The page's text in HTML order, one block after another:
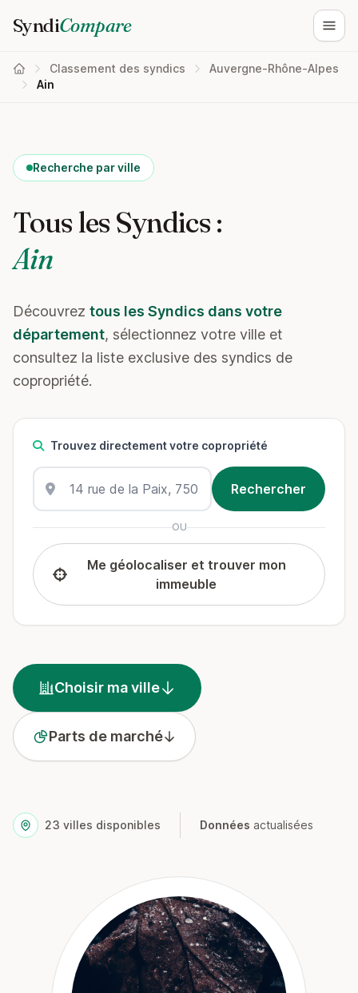
SyndiCompare
Classement des syndics
Auvergne-Rhône-Alpes
Ain
Recherche par ville
Tous les Syndics :
Ain
Découvrez tous les Syndics dans votre
département, sélectionnez votre ville et
consultez la liste exclusive des syndics de
copropriété.
Trouvez directement votre copropriété
OU
Me géolocaliser et trouver mon
immeuble
Choisir ma ville
Parts de marché
23 villes disponibles Données actualisées